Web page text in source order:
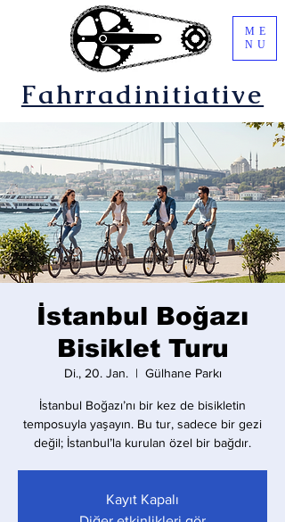
Fahrradinitiative
ME
NU
İstanbul Boğazı
Bisiklet Turu
Di., 20. Jan.
  |
Gülhane Parkı
İstanbul Boğazı’nı bir kez de bisikletin
temposuyla yaşayın. Bu tur, sadece bir gezi
değil; İstanbul’la kurulan özel bir bağdır.
Kayıt Kapalı